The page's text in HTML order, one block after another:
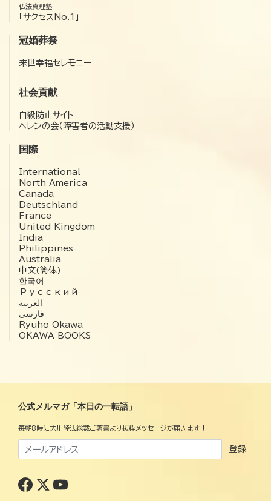
仏法真理塾
「サクセスNo.1」
冠婚葬祭
来世幸福セレモニー
社会貢献
自殺防止サイト
ヘレンの会（障害者の活動支援）
国際
International
North America
Canada
Deutschland
France
United Kingdom
India
Philippines
Australia
中文(簡体)
한국어
Русский
العربية‏
فارسی
Ryuho Okawa
OKAWA BOOKS
公式メルマガ「本日の一転語」
毎朝8時に大川隆法総裁ご著書より抜粋メッセージが届きます！
登録